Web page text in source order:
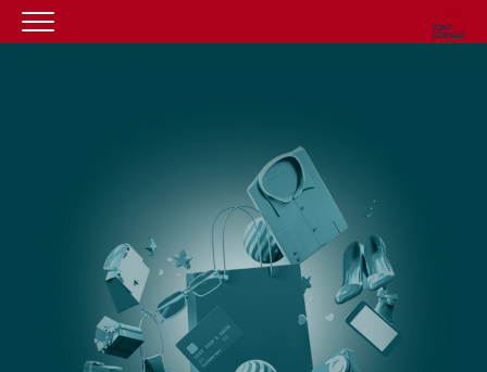
PROMOZIONI
NEGOZI
EVENTI
SERVIZI